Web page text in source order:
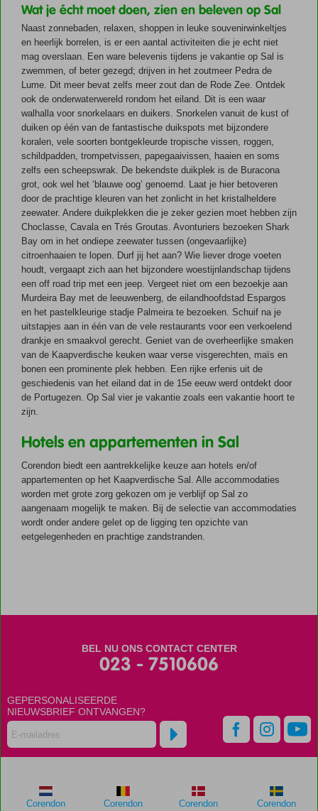
Wat je écht moet doen, zien en beleven op Sal
Naast zonnebaden, relaxen, shoppen in leuke souvenirwinkeltjes
en heerlijk borrelen, is er een aantal activiteiten die je echt niet
mag overslaan. Een ware belevenis tijdens je vakantie op Sal is
zwemmen, of beter gezegd; drijven in het zoutmeer Pedra de
Lume. Dit meer bevat zelfs meer zout dan de Rode Zee. Ontdek
ook de onderwaterwereld rondom het eiland. Dit is een waar
walhalla voor snorkelaars en duikers. Snorkelen vanuit de kust of
duiken op één van de fantastische duikspots met bijzondere
koralen, vele soorten bontgekleurde tropische vissen, roggen,
schildpadden, trompetvissen, papegaaivissen, haaien en soms
zelfs een scheepswrak. De bekendste duikplek is de Buracona
grot, ook wel het ‘blauwe oog’ genoemd. Laat je hier betoveren
door de prachtige kleuren van het zonlicht in het kristalheldere
zeewater. Andere duikplekken die je zeker gezien moet hebben zijn
Choclasse, Cavala en Trés Groutas. Avonturiers bezoeken Shark
Bay om in het ondiepe zeewater tussen (ongevaarlijke)
citroenhaaien te lopen. Durf jij het aan? Wie liever droge voeten
houdt, vergaapt zich aan het bijzondere woestijnlandschap tijdens
een off road trip met een jeep. Vergeet niet om een bezoekje aan
Murdeira Bay met de leeuwenberg, de eilandhoofdstad Espargos
en het pastelkleurige stadje Palmeira te bezoeken. Schuif na je
uitstapjes aan in één van de vele restaurants voor een verkoelend
drankje en smaakvol gerecht. Geniet van de overheerlijke smaken
van de Kaapverdische keuken waar verse visgerechten, maïs en
bonen een prominente plek hebben. Een rijke erfenis uit de
geschiedenis van het eiland dat in de 15e eeuw werd ontdekt door
de Portugezen. Op Sal vier je vakantie zoals een vakantie hoort te
zijn.
Hotels en appartementen in Sal
Corendon biedt een aantrekkelijke keuze aan hotels en/of
appartementen op het Kaapverdische Sal. Alle accommodaties
worden met grote zorg gekozen om je verblijf op Sal zo
aangenaam mogelijk te maken. Bij de selectie van accommodaties
wordt onder andere gelet op de ligging ten opzichte van
eetgelegenheden en prachtige zandstranden.
BEL NU ONS CONTACT CENTER
023 - 7510606
GEPERSONALISEERDE
NIEUWSBRIEF ONTVANGEN?
Corendon
Corendon
Corendon
Corendon